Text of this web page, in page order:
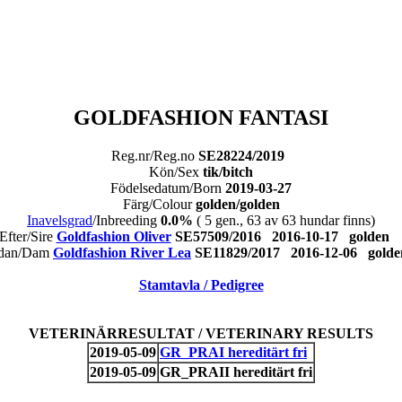
GOLDFASHION FANTASI
Reg.nr/Reg.no SE28224/2019
Kön/Sex tik/bitch
Födelsedatum/Born 2019-03-27
Färg/Colourgolden/golden
Inavelsgrad/Inbreeding 0.0% ( 5 gen., 63 av 63 hundar finns)
Sire Goldfashion OliverSE57509/2016 2016-10-17 golden
Dam Goldfashion River Lea SE11829/2017 2016-12-06
Stamtavla / Pedigree
VETERINÄRRESULTAT / VETERINARY RESULTS
2019-05-09 GR_PRAI hereditärt fri
2019-05-09 GR_PRAII hereditärt fri